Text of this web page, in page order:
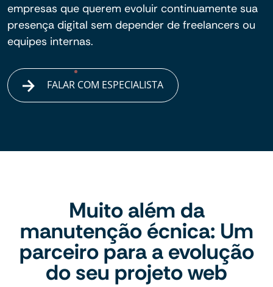
empresas que querem evoluir continuamente sua
presença digital sem depender de freelancers ou
equipes internas.
FALAR COM ESPECIALISTA
Muito além da
manutenção écnica: Um
parceiro para a evolução
do seu projeto web